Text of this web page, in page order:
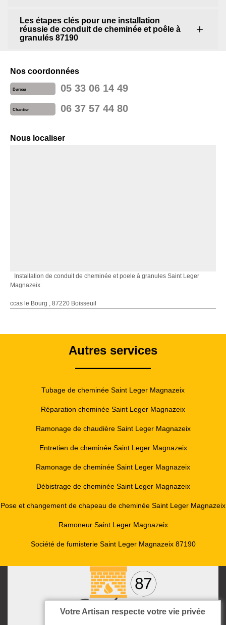
Les étapes clés pour une installation
réussie de conduit de cheminée et poêle à
granulés 87190
Nos coordonnées
Bureau 05 33 06 14 49
Chantier 06 37 57 44 80
Nous localiser
Installation de conduit de cheminée et poele à granules Saint Leger
Magnazeix
ccas le Bourg , 87220 Boisseuil
Autres services
Tubage de cheminée Saint Leger Magnazeix
Réparation cheminée Saint Leger Magnazeix
Ramonage de chaudière Saint Leger Magnazeix
Entretien de cheminée Saint Leger Magnazeix
Ramonage de cheminée Saint Leger Magnazeix
Débistrage de cheminée Saint Leger Magnazeix
Pose et changement de chapeau de cheminée Saint Leger Magnazeix
Ramoneur Saint Leger Magnazeix
Société de fumisterie Saint Leger Magnazeix 87190
Votre Artisan respecte votre vie privée